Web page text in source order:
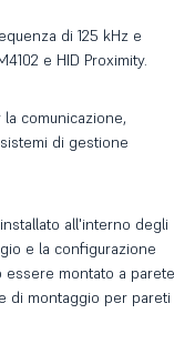
di 125 kHz e
e HID Proximity.
comunicazione,
di gestione
all'interno degli
e la configurazione
essere montato a parete
di montaggio per pareti